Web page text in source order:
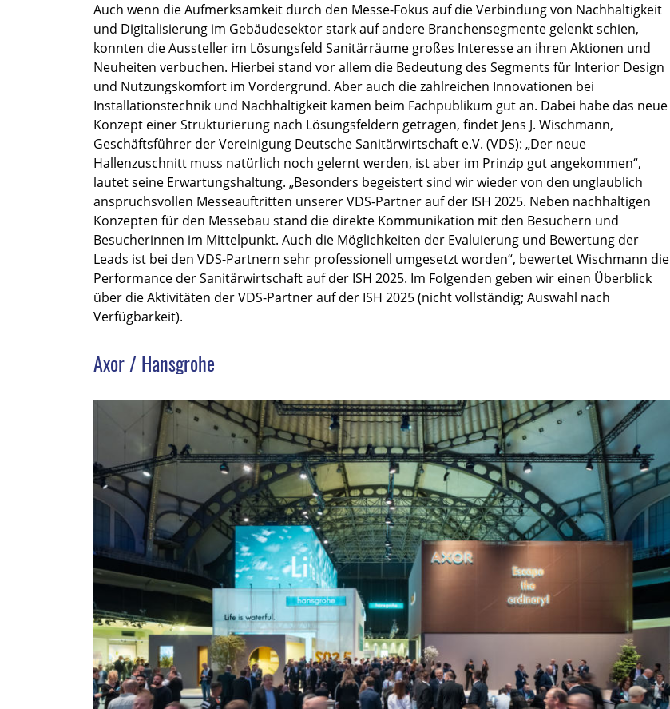
Auch wenn die Aufmerksamkeit durch den Messe-Fokus auf die Verbindung von Nachhaltigkeit
und Digitalisierung im Gebäudesektor stark auf andere Branchensegmente gelenkt schien,
konnten die Aussteller im Lösungsfeld Sanitärräume großes Interesse an ihren Aktionen und
Neuheiten verbuchen. Hierbei stand vor allem die Bedeutung des Segments für Interior Design
und Nutzungskomfort im Vordergrund. Aber auch die zahlreichen Innovationen bei
Installationstechnik und Nachhaltigkeit kamen beim Fachpublikum gut an. Dabei habe das neue
Konzept einer Strukturierung nach Lösungsfeldern getragen, findet Jens J. Wischmann,
Geschäftsführer der Vereinigung Deutsche Sanitärwirtschaft e.V. (VDS): „Der neue
Hallenzuschnitt muss natürlich noch gelernt werden, ist aber im Prinzip gut angekommen“,
lautet seine Erwartungshaltung. „Besonders begeistert sind wir wieder von den unglaublich
anspruchsvollen Messeauftritten unserer VDS-Partner auf der ISH 2025. Neben nachhaltigen
Konzepten für den Messebau stand die direkte Kommunikation mit den Besuchern und
Besucherinnen im Mittelpunkt. Auch die Möglichkeiten der Evaluierung und Bewertung der
Leads ist bei den VDS-Partnern sehr professionell umgesetzt worden“, bewertet Wischmann die
Performance der Sanitärwirtschaft auf der ISH 2025. Im Folgenden geben wir einen Überblick
über die Aktivitäten der VDS-Partner auf der ISH 2025 (nicht vollständig; Auswahl nach
Verfügbarkeit).
Axor / Hansgrohe